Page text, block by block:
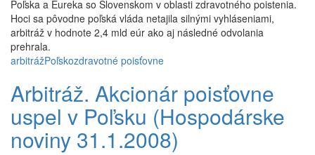
Poľska a Eureka so Slovenskom v oblasti zdravotného poistenia.
Hoci sa pôvodne poľská vláda netajila silnými vyhláseniami,
arbitráž v hodnote 2,4 mld eúr ako aj následné odvolania
prehrala.
arbitrážPoľskozdravotné poisťovne
Arbitráž. Akcionár poisťovne
uspel v Poľsku (Hospodárske
noviny 31.1.2008)